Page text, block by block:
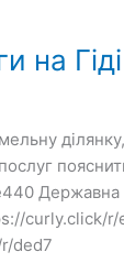
на Гіді
curly.click/r/
ded7